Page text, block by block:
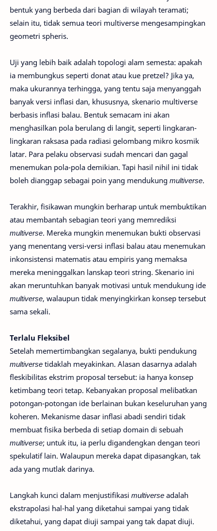
bentuk yang berbeda dari bagian di wilayah teramati;
selain itu, tidak semua teori multiverse mengesampingkan
geometri spheris.
Uji yang lebih baik adalah topologi alam semesta: apakah
ia membungkus seperti donat atau kue pretzel? Jika ya,
maka ukurannya terhingga, yang tentu saja menyanggah
banyak versi inflasi dan, khususnya, skenario multiverse
berbasis inflasi balau. Bentuk semacam ini akan
menghasilkan pola berulang di langit, seperti lingkaran-
lingkaran raksasa pada radiasi gelombang mikro kosmik
latar. Para pelaku observasi sudah mencari dan gagal
menemukan pola-pola demikian. Tapi hasil nihil ini tidak
boleh dianggap sebagai poin yang mendukung multiverse.
Terakhir, fisikawan mungkin berharap untuk membuktikan
atau membantah sebagian teori yang memrediksi
multiverse. Mereka mungkin menemukan bukti observasi
yang menentang versi-versi inflasi balau atau menemukan
inkonsistensi matematis atau empiris yang memaksa
mereka meninggalkan lanskap teori string. Skenario ini
akan meruntuhkan banyak motivasi untuk mendukung ide
multiverse, walaupun tidak menyingkirkan konsep tersebut
sama sekali.
Terlalu Fleksibel
Setelah memertimbangkan segalanya, bukti pendukung
multiverse tidaklah meyakinkan. Alasan dasarnya adalah
fleskibilitas ekstrim proposal tersebut: ia hanya konsep
ketimbang teori tetap. Kebanyakan proposal melibatkan
potongan-potongan ide berlainan bukan keseluruhan yang
koheren. Mekanisme dasar inflasi abadi sendiri tidak
membuat fisika berbeda di setiap domain di sebuah
multiverse; untuk itu, ia perlu digandengkan dengan teori
spekulatif lain. Walaupun mereka dapat dipasangkan, tak
ada yang mutlak darinya.
Langkah kunci dalam menjustifikasi multiverse adalah
ekstrapolasi hal-hal yang diketahui sampai yang tidak
diketahui, yang dapat diuji sampai yang tak dapat diuji.